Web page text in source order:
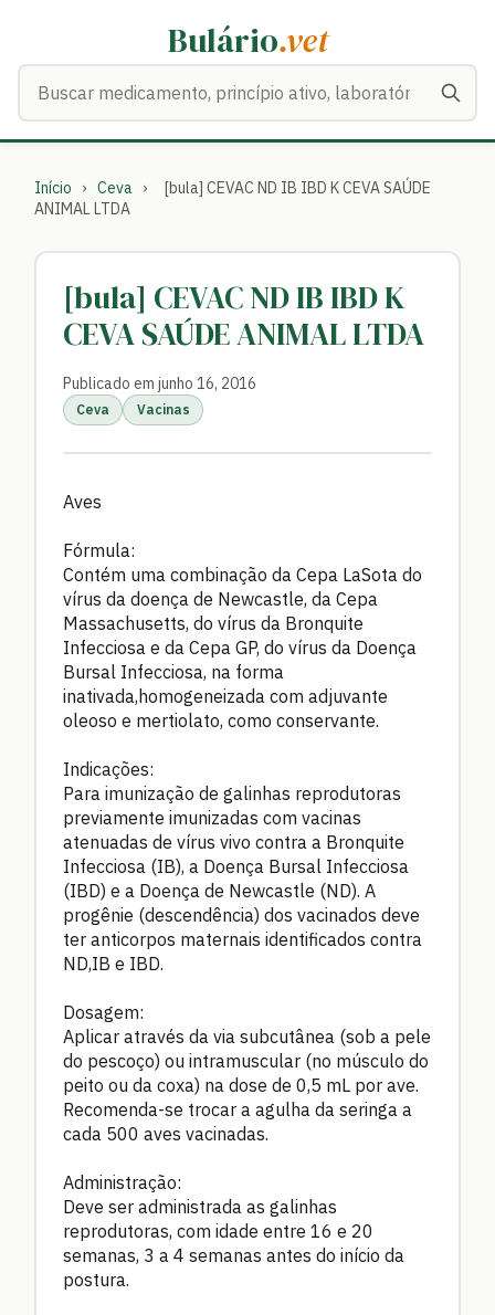
Bulário.vet
Início › Ceva ›
[bula] CEVAC ND IB IBD K CEVA SAÚDE
ANIMAL LTDA
[bula] CEVAC ND IB IBD K
CEVA SAÚDE ANIMAL LTDA
Publicado em junho 16, 2016
Ceva Vacinas
Aves
Fórmula:
Contém uma combinação da Cepa LaSota do
vírus da doença de Newcastle, da Cepa
Massachusetts, do vírus da Bronquite
Infecciosa e da Cepa GP, do vírus da Doença
Bursal Infecciosa, na forma
inativada,homogeneizada com adjuvante
oleoso e mertiolato, como conservante.
Indicações:
Para imunização de galinhas reprodutoras
previamente imunizadas com vacinas
atenuadas de vírus vivo contra a Bronquite
Infecciosa (IB), a Doença Bursal Infecciosa
(IBD) e a Doença de Newcastle (ND). A
progênie (descendência) dos vacinados deve
ter anticorpos maternais identificados contra
ND,IB e IBD.
Dosagem:
Aplicar através da via subcutânea (sob a pele
do pescoço) ou intramuscular (no músculo do
peito ou da coxa) na dose de 0,5 mL por ave.
Recomenda-se trocar a agulha da seringa a
cada 500 aves vacinadas.
Administração:
Deve ser administrada as galinhas
reprodutoras, com idade entre 16 e 20
semanas, 3 a 4 semanas antes do início da
postura.